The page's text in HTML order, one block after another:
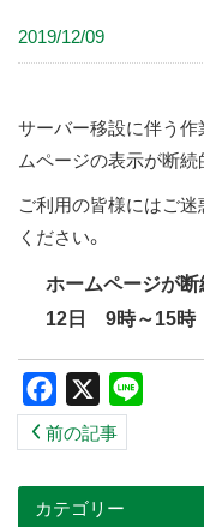
2019/12/09
サーバー移設に伴う作
ムページの表示が断続
ご利用の皆様にはご
ください。
ホームページが断
12日 9時～15時
Facebook
前の記事
カテゴリー